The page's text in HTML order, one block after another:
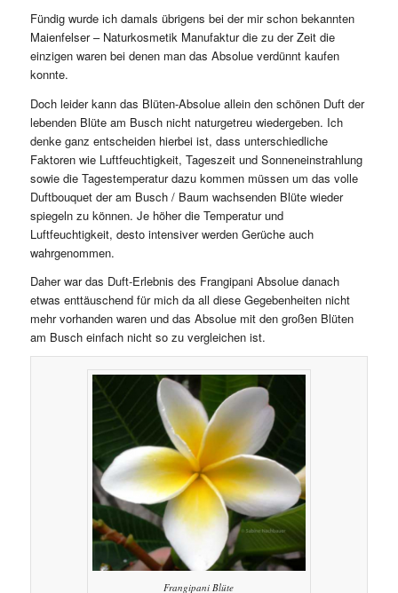
Fündig wurde ich damals übrigens bei der mir schon bekannten
Maienfelser – Naturkosmetik Manufaktur die zu der Zeit die
einzigen waren bei denen man das Absolue verdünnt kaufen
konnte.
Doch leider kann das Blüten-Absolue allein den schönen Duft der
lebenden Blüte am Busch nicht naturgetreu wiedergeben. Ich
denke ganz entscheiden hierbei ist, dass unterschiedliche
Faktoren wie Luftfeuchtigkeit, Tageszeit und Sonneneinstrahlung
sowie die Tagestemperatur dazu kommen müssen um das volle
Duftbouquet der am Busch / Baum wachsenden Blüte wieder
spiegeln zu können. Je höher die Temperatur und
Luftfeuchtigkeit, desto intensiver werden Gerüche auch
wahrgenommen.
Daher war das Duft-Erlebnis des Frangipani Absolue danach
etwas enttäuschend für mich da all diese Gegebenheiten nicht
mehr vorhanden waren und das Absolue mit den großen Blüten
am Busch einfach nicht so zu vergleichen ist.
Frangipani Blüte